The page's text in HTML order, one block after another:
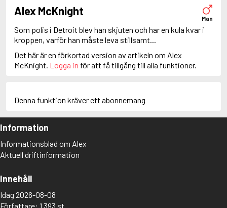
Adam Fawley
Adamsberg
Adelia Aguilar
Adrian Roca
Alan Banks
Alan Grant
Albert Campion
Alex Cross
Alex Delaware
Alex McKnight
Alex Morrow
Alex Recht
Alix London
Am Hunter
Amanda Pharrell
Alex McKnight
Man
Som polis i Detroit blev han skjuten och har en kula kvar i
kroppen, varför han måste leva stillsamt...
Det här är en förkortad version av artikeln om Alex
McKnight. Logga in för att få tillgång till alla funktioner.
Denna funktion kräver ett abonnemang
Information
Informationsblad om Alex
Aktuell driftinformation
Innehåll
Idag 2026-08-08
Författare: 1 393 st